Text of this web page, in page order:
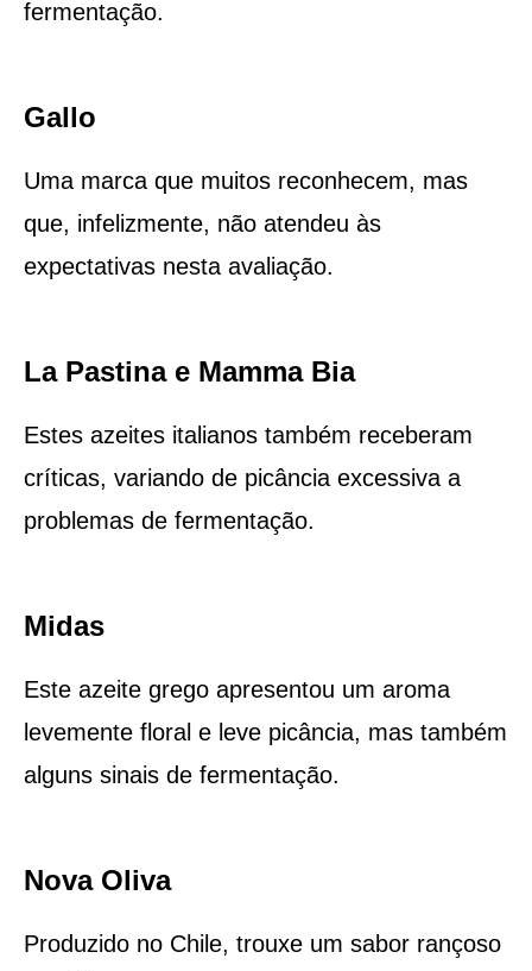
fermentação.
Gallo
Uma marca que muitos reconhecem, mas
que, infelizmente, não atendeu às
expectativas nesta avaliação.
La Pastina e Mamma Bia
Estes azeites italianos também receberam
críticas, variando de picância excessiva a
problemas de fermentação.
Midas
Este azeite grego apresentou um aroma
levemente floral e leve picância, mas também
alguns sinais de fermentação.
Nova Oliva
Produzido no Chile, trouxe um sabor rançoso